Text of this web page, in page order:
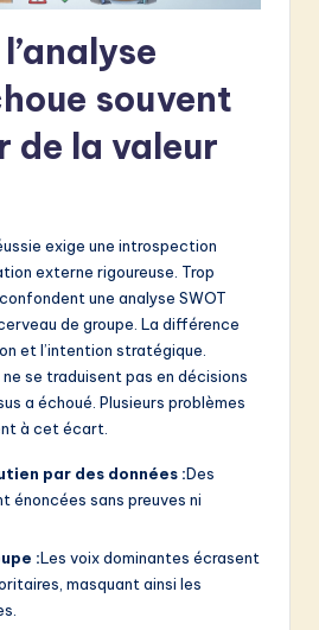
souvent
de la valeur
exige une introspection
externe rigoureuse. Trop
une analyse SWOT
de groupe. La différence
et l’intention stratégique.
se traduisent pas en décisions
a échoué. Plusieurs problèmes
à cet écart.
par des données :Des
énoncées sans preuves ni
:Les voix dominantes écrasent
masquant ainsi les